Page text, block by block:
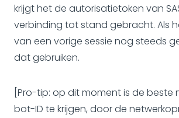
krijgt het de autorisatietoken van
verbinding tot stand gebracht. Als
van een vorige sessie nog steeds
dat gebruiken.
[Pro-tip: op dit moment is de beste
bot-ID te krijgen, door de